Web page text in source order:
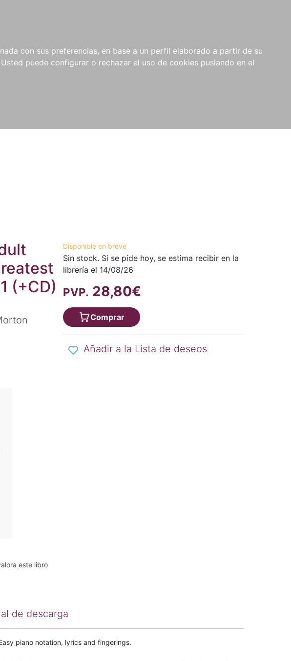
con sus preferencias, en base a un perfil elaborado a partir de su
Usted puede configurar o rechazar el uso de cookies puslando en el
NOVEDADES NOTICIAS
COMPRAS
INSTITUCIONALES
(+CD)
este libro
Disponible en breve
Sin stock. Si se pide hoy, se estima recibir en la
librería el 14/08/26
PVP. 28,80€
Comprar
Añadir a la Lista de deseos
de descarga
piano notation, lyrics and fingerings.